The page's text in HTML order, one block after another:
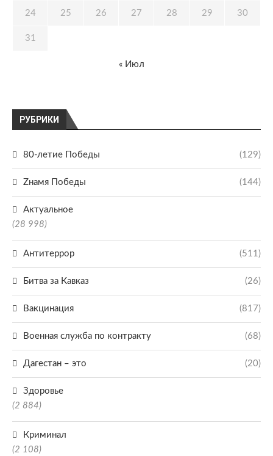
РУБРИКИ
80-летие Победы (129)
Zнамя Победы (144)
Актуальное
(28 998)
Антитеррор (511)
Битва за Кавказ (26)
Вакцинация (817)
Военная служба по контракту (68)
Дагестан – это (20)
Здоровье
(2 884)
Криминал
(2 108)
24 25 26 27 28 29 30
31
« Июл